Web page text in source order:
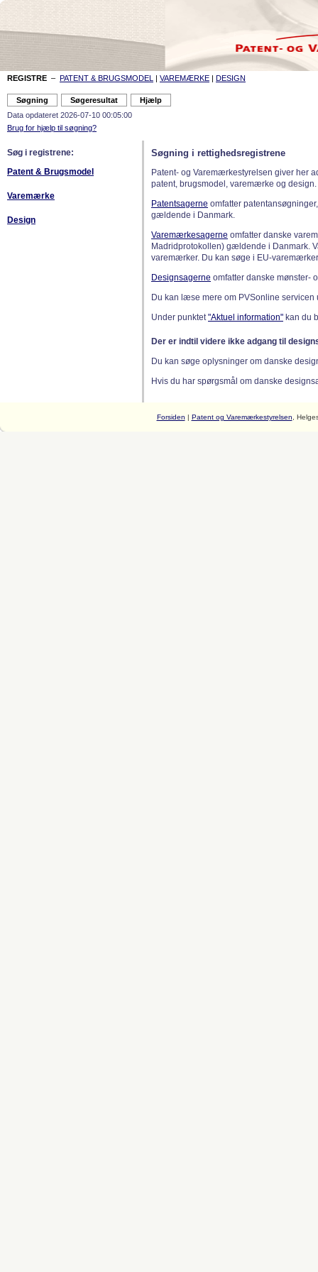
REGISTRE – PATENT & BRUGSMODEL | VAREMÆRKE | DESIGN
Data opdateret 2026-07-10 00:05:00
Brug for hjælp til søgning?
Søg i registrene:
Patent & Brugsmodel
Varemærke
Design
Søgning i rettighedsregistrene
Patent- og Varemærkestyrelsen giver her
patent, brugsmodel, varemærke og design.
Patentsagerne omfatter
gældende i Danmark.
Varemærkesagerne omfatter danske
Madridprotokollen) gældende i Danmark.
varemærker. Du kan søge i EU-
Designsagerne omfatter danske mønster-
Du kan læse mere om PVSonline
Under punktet"Aktuel information" kan du
Der er indtil videre ikke adgang til
Du kan søge oplysninger om danske
Hvis du har spørgsmål om danske
Forsiden | Patent og Varemærkestyrelsen ,